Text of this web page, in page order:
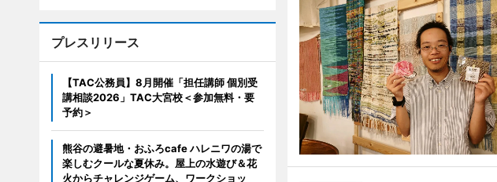
プレスリリース
【TAC公務員】8月開催「担任講師 個別受
講相談2026」TAC大宮校＜参加無料・要
予約＞
熊谷の避暑地・おふろcafe ハレニワの湯で
楽しむクールな夏休み。屋上の水遊び＆花
火からチャレンジゲーム、ワークショッ